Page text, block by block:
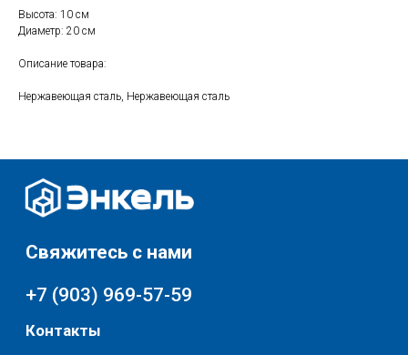
Высота: 10 см
Диаметр: 20 см
Описание товара:
Нержавеющая сталь, Нержавеющая сталь
Мебель
Хранение и порядок
Текстиль для дома
Скидки и акции
О нас
Соцсети:
без обеда и выходных
Почта:
ул. Поляны 8, ТЦ «ВИВА»